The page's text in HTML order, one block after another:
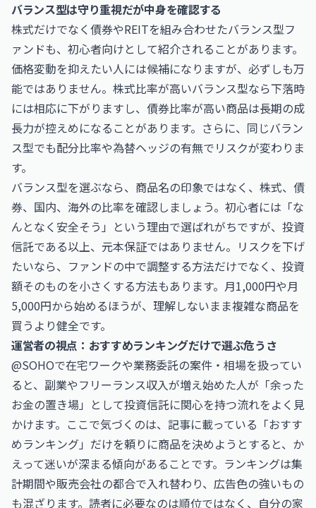
バランス型は守り重視だが中身を確認する
株式だけでなく債券やREITを組み合わせたバランス型フ
ァンドも、初心者向けとして紹介されることがあります。
価格変動を抑えたい人には候補になりますが、必ずしも万
能ではありません。株式比率が高いバランス型なら下落時
には相応に下がりますし、債券比率が高い商品は長期の成
長力が控えめになることがあります。さらに、同じバラン
ス型でも配分比率や為替ヘッジの有無でリスクが変わりま
す。
バランス型を選ぶなら、商品名の印象ではなく、株式、債
券、国内、海外の比率を確認しましょう。初心者には「な
んとなく安全そう」という理由で選ばれがちですが、投資
信託である以上、元本保証ではありません。リスクを下げ
たいなら、ファンドの中で調整する方法だけでなく、投資
額そのものを小さくする方法もあります。月1,000円や月
5,000円から始めるほうが、理解しないまま複雑な商品を
買うより健全です。
運営者の視点：おすすめランキングだけで選ぶ危うさ
@SOHOで在宅ワークや業務委託の案件・相場を扱ってい
ると、副業やフリーランス収入が増え始めた人が「余った
お金の置き場」として投資信託に関心を持つ流れをよく見
かけます。ここで気づくのは、記事に載っている「おすす
めランキング」だけを頼りに商品を決めようとすると、か
えって迷いが深まる傾向があることです。ランキングは集
計期間や販売会社の都合で入れ替わり、広告色の強いもの
も混ざります。読者に必要なのは順位ではなく、自分の家